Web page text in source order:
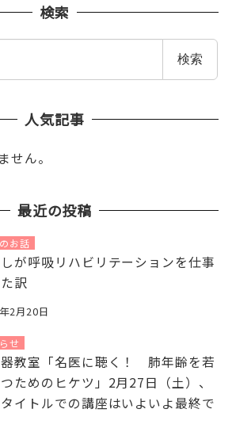
検索
検索
人気記事
せん。
最近の投稿
お話
が呼吸リハビリテーションを仕事
訳
2月20日
せ
教室「名医に聴く！ 肺年齢を若
ためのヒケツ」2月27日（土）、
イトルでの講座はいよいよ最終で